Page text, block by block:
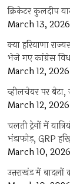
क्रिकेटर कुलदीप
March 13, 2026
क्या हरियाणा
भेजे गए कांग्रेस
March 12, 2026
व्हीलचेयर पर बेटा,
March 12, 2026
चलती ट्रेनों में
भंडाफोड़, GRP
March 10, 2026
उत्तराखंड में